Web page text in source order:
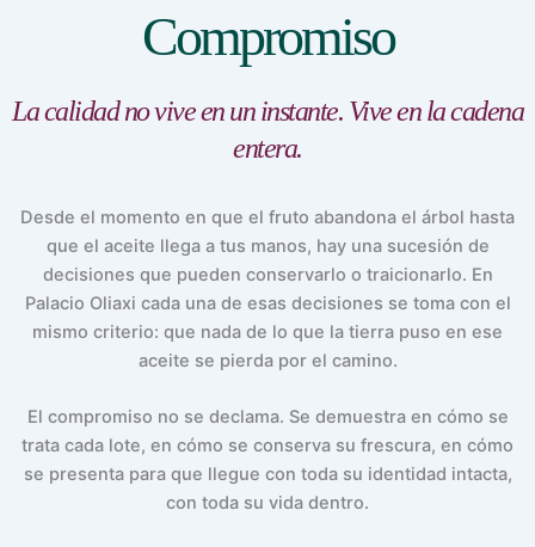
Compromiso
La calidad no vive en un instante. Vive en la cadena
entera.
Desde el momento en que el fruto abandona el árbol hasta
que el aceite llega a tus manos, hay una sucesión de
decisiones que pueden conservarlo o traicionarlo. En
Palacio Oliaxi cada una de esas decisiones se toma con el
mismo criterio: que nada de lo que la tierra puso en ese
aceite se pierda por el camino.
El compromiso no se declama. Se demuestra en cómo se
trata cada lote, en cómo se conserva su frescura, en cómo
se presenta para que llegue con toda su identidad intacta,
con toda su vida dentro.